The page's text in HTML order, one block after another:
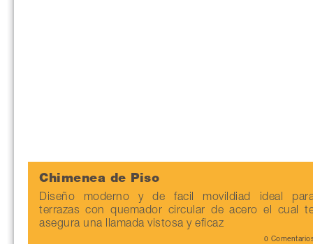
Chimenea de Piso
Diseño moderno y de facil movildiad ideal
terrazas con quemador circular de acero el cual
asegura una llamada vistosa y eficaz
0